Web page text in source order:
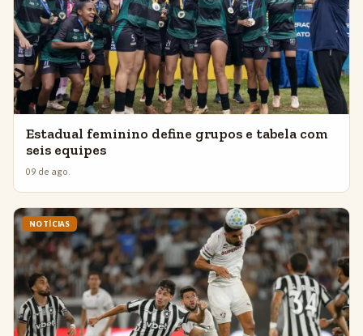
Estadual feminino define grupos e tabela com
seis equipes
09 de ago.
NOTÍCIAS